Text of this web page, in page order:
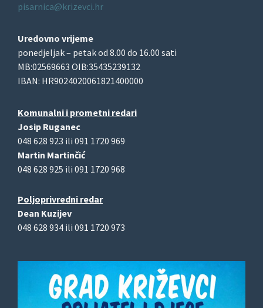
pisarnica@krizevci.hr
Uredovno vrijeme
ponedjeljak – petak od 8.00 do 16.00 sati
MB:02569663 OIB:35435239132
IBAN: HR9024020061821400000
Komunalni i prometni redari
Josip Ruganec
048 628 923 ili 091 1720 969
Martin Martinčić
048 628 925 ili 091 1720 968
Poljoprivredni redar
Dean Kuzijev
048 628 934 ili 091 1720 973